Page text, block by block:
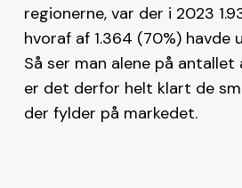
regionerne, var der i 2023
hvoraf af 1.364 (70%) havde
Så ser man alene på antallet
er det derfor helt klart de
der fylder på markedet.